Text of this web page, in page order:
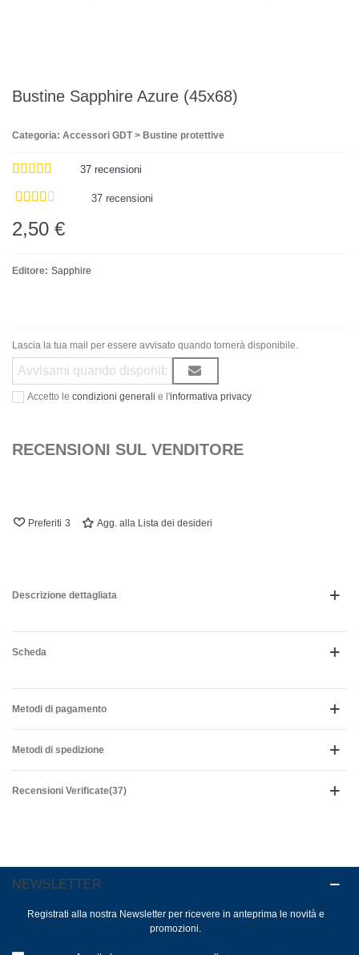
Bustine Sapphire Azure (45x68)
Categoria: Accessori GDT > Bustine protettive
37 recensioni
37 recensioni
2,50 €
Editore: Sapphire
Lascia la tua mail per essere avvisato quando tornerà disponibile.
Accetto le condizioni generali e l'informativa privacy
RECENSIONI SUL VENDITORE
Preferiti 3 Agg. alla Lista dei desideri
Descrizione dettagliata
Scheda
Metodi di pagamento
Metodi di spedizione
Recensioni Verificate(37)
NEWSLETTER
Registrati alla nostra Newsletter per ricevere in anteprima le novità e
promozioni.